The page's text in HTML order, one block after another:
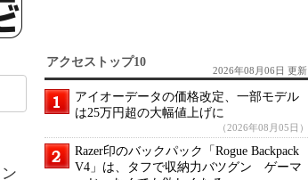
アクセストップ10
2026年08月06日 更新
アイオーデータの価格改定、一部モデル
は25万円超の大幅値上げに
（2026年08月05日）
Razer印のバックパック「Rogue Backpack
V4」は、タフで収納力バツグン ゲーマ